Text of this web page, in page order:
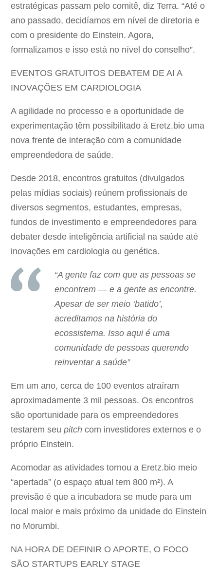
estratégicas passam pelo comitê, diz Terra. “Até o
ano passado, decidíamos em nível de diretoria e
com o presidente do Einstein. Agora,
formalizamos e isso está no nível do conselho”.
EVENTOS GRATUITOS DEBATEM DE AI A
INOVAÇÕES EM CARDIOLOGIA
A agilidade no processo e a oportunidade de
experimentação têm possibilitado à Eretz.bio uma
nova frente de interação com a comunidade
empreendedora de saúde.
Desde 2018, encontros gratuitos (divulgados
pelas mídias sociais) reúnem profissionais de
diversos segmentos, estudantes, empresas,
fundos de investimento e empreendedores para
debater desde inteligência artificial na saúde até
inovações em cardiologia ou genética.
“A gente faz com que as pessoas se
encontrem — e a gente as encontre.
Apesar de ser meio ‘batido’,
acreditamos na história do
ecossistema. Isso aqui é uma
comunidade de pessoas querendo
reinventar a saúde”
Em um ano, cerca de 100 eventos atraíram
aproximadamente 3 mil pessoas. Os encontros
são oportunidade para os empreendedores
testarem seupitchcom investidores externos e o
próprio Einstein.
Acomodar as atividades tornou a Eretz.bio meio
“apertada” (o espaço atual tem 800 m²). A
previsão é que a incubadora se mude para um
local maior e mais próximo da unidade do Einstein
no Morumbi.
NA HORA DE DEFINIR O APORTE, O FOCO
SÃO STARTUPS EARLY STAGE